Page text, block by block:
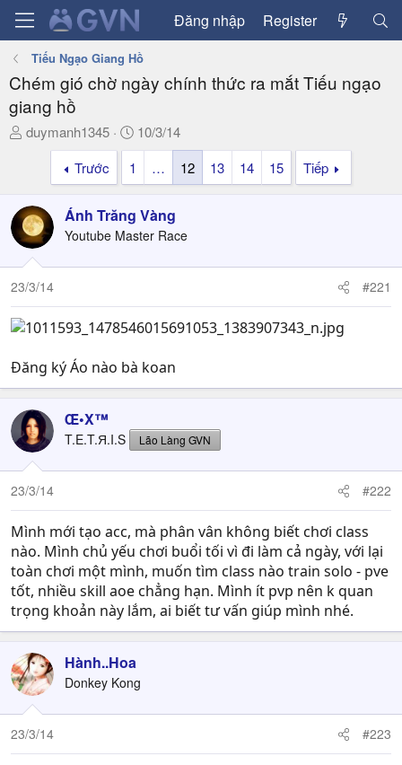
Đăng nhập Register
Tiếu Ngạo Giang Hồ
Chém gió chờ ngày chính thức ra mắt Tiếu ngạo
giang hồ
T
a
d
s
t
a
t
e
duymanh1345
N
g
y
g
ử
i
10/3/14
Trước
1 … 12 13 14 15 Tiếp
Ánh Trăng Vàng
Youtube Master Race
23/3/14 #221
Đăng ký Áo nào bà koan
Œ•X™
T.E.T.Я.I.S Lão Làng GVN
23/3/14 #222
Mình mới tạo acc, mà phân vân không biết chơi class
nào. Mình chủ yếu chơi buổi tối vì đi làm cả ngày, với lại
toàn chơi một mình, muốn tìm class nào train solo - pve
tốt, nhiều skill aoe chẳng hạn. Mình ít pvp nên k quan
trọng khoản này lắm, ai biết tư vấn giúp mình nhé.
Hành..Hoa
Donkey Kong
23/3/14 #223